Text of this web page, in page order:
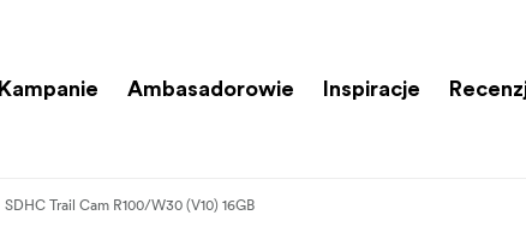
Kampanie Ambasadorowie Inspiracje
SDHC Trail Cam R100/W30 (V10) 16GB